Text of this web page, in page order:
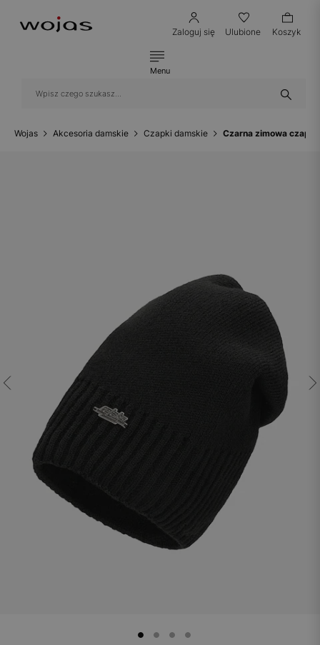
Zaloguj się Ulubione Koszyk
Menu
Wojas Akcesoria damskie Czapki damskie Czarna zimowa